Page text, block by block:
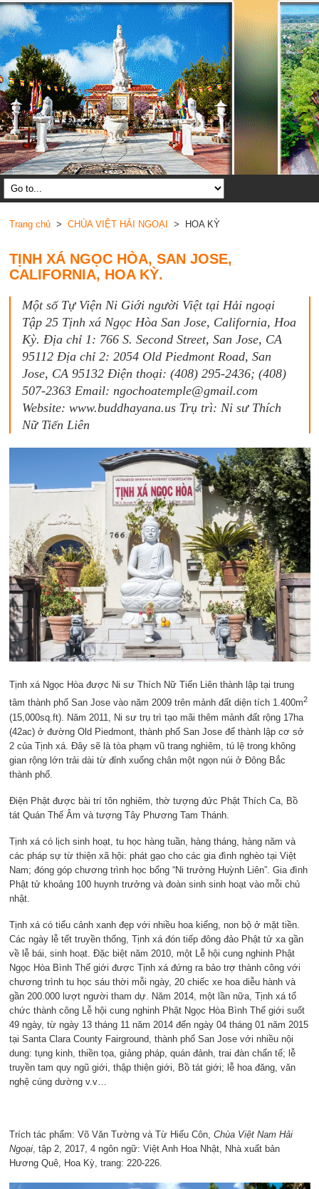
Trang chủ> CHÙA VIỆT HẢI NGOẠI > HOA KỲ
TỊNH XÁ NGỌC HÒA, SAN JOSE,
CALIFORNIA, HOA KỲ.
Một số Tự Viện Ni Giới người Việt tại Hải ngoại
Tập 25 Tịnh xá Ngọc Hòa San Jose, California, Hoa
Kỳ. Địa chỉ 1: 766 S. Second Street, San Jose, CA
95112 Địa chỉ 2: 2054 Old Piedmont Road, San
Jose, CA 95132 Điện thoại: (408) 295-2436; (408)
507-2363 Email: ngochoatemple@gmail.com
Website: www.buddhayana.us Trụ trì: Ni sư Thích
Nữ Tiến Liên
Tịnh xá Ngọc Hòa được Ni sư Thích Nữ Tiến Liên thành lập tại trung
tâm thành phố San Jose vào năm 2009 trên mảnh đất diện tích 1.400m2
(15,000sq.ft). Năm 2011, Ni sư trụ trì tạo mãi thêm mảnh đất rộng 17ha
(42ac) ở đường Old Piedmont, thành phố San Jose để thành lập cơ sở
2 của Tịnh xá. Đây sẽ là tòa phạm vũ trang nghiêm, tú lệ trong không
gian rộng lớn trải dài từ đỉnh xuống chân một ngọn núi ở Đông Bắc
thành phố.
Điện Phật được bài trí tôn nghiêm, thờ tượng đức Phật Thích Ca, Bồ
tát Quán Thế Âm và tượng Tây Phương Tam Thánh.
Tịnh xá có lịch sinh hoạt, tu học hàng tuần, hàng tháng, hàng năm và
các pháp sự từ thiện xã hội: phát gạo cho các gia đình nghèo tại Việt
Nam; đóng góp chương trình học bổng “Ni trưởng Huỳnh Liên”. Gia đình
Phật tử khoảng 100 huynh trưởng và đoàn sinh sinh hoạt vào mỗi chủ
nhật.
Tịnh xá có tiểu cảnh xanh đẹp với nhiều hoa kiểng, non bộ ở mặt tiền.
Các ngày lễ tết truyền thống, Tịnh xá đón tiếp đông đảo Phật tử xa gần
về lễ bái, sinh hoạt. Đặc biệt năm 2010, một Lễ hội cung nghinh Phật
Ngọc Hòa Bình Thế giới được Tịnh xá đứng ra bảo trợ thành công với
chương trình tu học sáu thời mỗi ngày, 20 chiếc xe hoa diễu hành và
gần 200.000 lượt người tham dự. Năm 2014, một lần nữa, Tịnh xá tổ
chức thành công Lễ hội cung nghinh Phật Ngọc Hòa Bình Thế giới suốt
49 ngày, từ ngày 13 tháng 11 năm 2014 đến ngày 04 tháng 01 năm 2015
tại Santa Clara County Fairground, thành phố San Jose với nhiều nội
dung: tụng kinh, thiền tọa, giảng pháp, quán đảnh, trai đàn chẩn tế; lễ
truyền tam quy ngũ giới, thập thiện giới, Bồ tát giới; lễ hoa đăng, văn
nghệ cúng dường v.v…
Trích tác phẩm: Võ Văn Tường và Từ Hiếu Côn, Chùa Việt Nam Hải
Ngoại, tập 2, 2017, 4 ngôn ngữ: Việt Anh Hoa Nhật, Nhà xuất bản
Hương Quê, Hoa Kỳ, trang: 220-226.